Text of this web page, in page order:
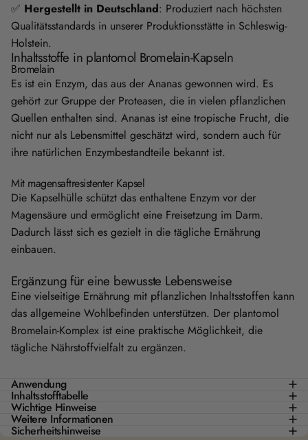
✅ Hergestellt in Deutschland: Produziert nach höchsten
Qualitätsstandards in unserer Produktionsstätte in Schleswig-
Holstein.
Inhaltsstoffe in plantomol Bromelain-Kapseln
Bromelain
Es ist ein Enzym, das aus der Ananas gewonnen wird. Es
gehört zur Gruppe der Proteasen, die in vielen pflanzlichen
Quellen enthalten sind. Ananas ist eine tropische Frucht, die
nicht nur als Lebensmittel geschätzt wird, sondern auch für
ihre natürlichen Enzymbestandteile bekannt ist.
Mit magensaftresistenter Kapsel
Die Kapselhülle schützt das enthaltene Enzym vor der
Magensäure und ermöglicht eine Freisetzung im Darm.
Dadurch lässt sich es gezielt in die tägliche Ernährung
einbauen.
Ergänzung für eine bewusste Lebensweise
Eine vielseitige Ernährung mit pflanzlichen Inhaltsstoffen kann
das allgemeine Wohlbefinden unterstützen. Der plantomol
Bromelain-Komplex ist eine praktische Möglichkeit, die
tägliche Nährstoffvielfalt zu ergänzen.
Anwendung
Inhaltsstofftabelle
Wichtige Hinweise
Weitere Informationen
Sicherheitshinweise